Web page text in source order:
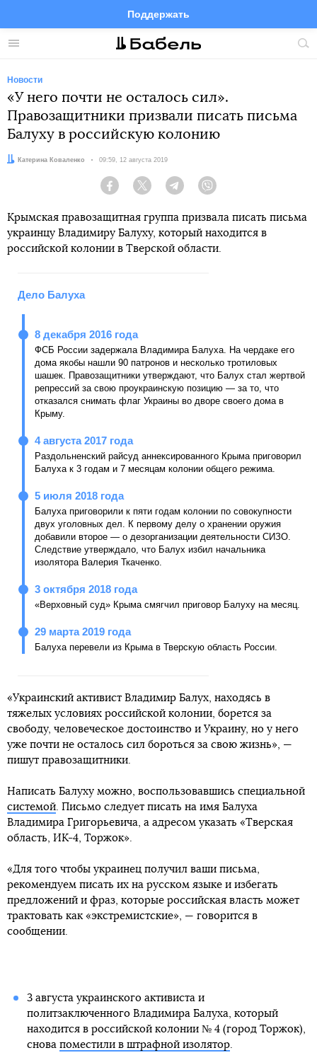
Меню
Поддержать
FacebookTelegramTwitter
Новости
«У него почти не осталось сил».
Правозащитники призвали писать письма
Балуху в российскую колонию
Автор:Катерина Коваленко Дата:
09:59, 12 августа 2019
Facebook Twitter Telegram
Крымская правозащитная группа призвала писать письма
украинцу Владимиру Балуху, который находится в
российской колонии в Тверской области.
Дело Балуха
8 декабря 2016 года
ФСБ России задержала Владимира Балуха. На чердаке его
дома якобы нашли 90 патронов и несколько тротиловых
шашек. Правозащитники утверждают, что Балух стал жертвой
репрессий за свою проукраинскую позицию — за то, что
отказался снимать флаг Украины во дворе своего дома в
Крыму.
4 августа 2017 года
Раздольненский райсуд аннексированного Крыма приговорил
Балуха к 3 годам и 7 месяцам колонии общего режима.
5 июля 2018 года
Балуха приговорили к пяти годам колонии по совокупности
двух уголовных дел. К первому делу о хранении оружия
добавили второе — о дезорганизации деятельности СИЗО.
Следствие утверждало, что Балух избил начальника
изолятора Валерия Ткаченко.
3 октября 2018 года
«Верховный суд» Крыма смягчил приговор Балуху на месяц.
29 марта 2019 года
Балуха перевели из Крыма в Тверскую область России.
«Украинский активист Владимир Балух, находясь в
тяжелых условиях российской колонии, борется за
свободу, человеческое достоинство и Украину, но у него
уже почти не осталось сил бороться за свою жизнь», —
пишут правозащитники.
Написать Балуху можно, воспользовавшись специальной
системой. Письмо следует писать на имя Балуха
Владимира Григорьевича, а адресом указать «Тверская
область, ИК-4, Торжок».
«Для того чтобы украинец получил ваши письма,
рекомендуем писать их на русском языке и избегать
предложений и фраз, которые российская власть может
трактовать как «экстремистские», — говорится в
сообщении.
3 августа украинского активиста и
политзаключенного Владимира Балуха, который
находится в российской колонии № 4 (город Торжок),
снова поместили в штрафной изолятор.